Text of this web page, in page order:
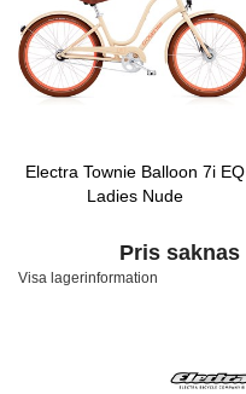
Electra Townie Balloon 7i EQ
Ladies Nude
Pris saknas
Visa lagerinformation